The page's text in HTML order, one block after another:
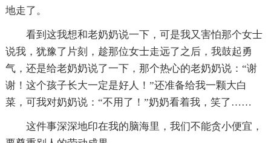
地走了。
看到这我想和老奶奶说一下，可是我又害怕那个女士
说我，犹豫了片刻，趁那位女士走远了之后，我鼓起勇
气，还是给老奶奶说了一下，那个热心的老奶奶说：“谢
谢！这个孩子长大一定是好人！”还准备给我一颗大白
菜，可我对奶奶说：“不用了！”奶奶看着我，笑了……
这件事深深地印在我的脑海里，我们不能贪小便宜，